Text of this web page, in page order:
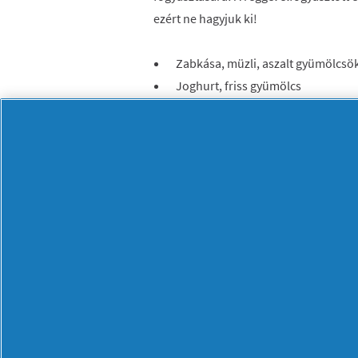
ezért ne hagyjuk ki!
Zabkása, müzli, aszalt
Joghurt, friss gyümölcs